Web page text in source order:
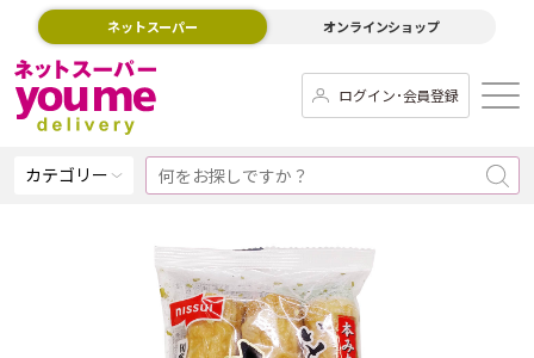
ネットスーパー オンラインショップ
ログイン･会員登録
カテゴリー